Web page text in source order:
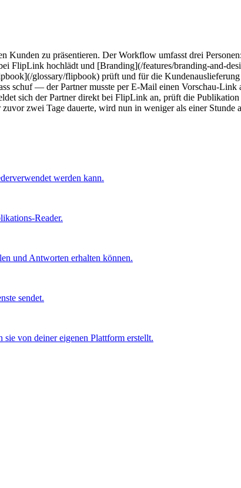
zu präsentieren. Der Workflow umfasst drei
FlipLink hochlädt und [Branding](/features/branding-and-
glossary/flipbook) prüft und für die
schuf — der Partner musste per E-Mail einen Vorschau-Link
sich der Partner direkt bei FlipLink an, prüft die
zwei Tage dauerte, wird nun in weniger als einer Stunde
werden kann.
Reader.
und Antworten erhalten können.
sendet.
von deiner eigenen Plattform erstellt.